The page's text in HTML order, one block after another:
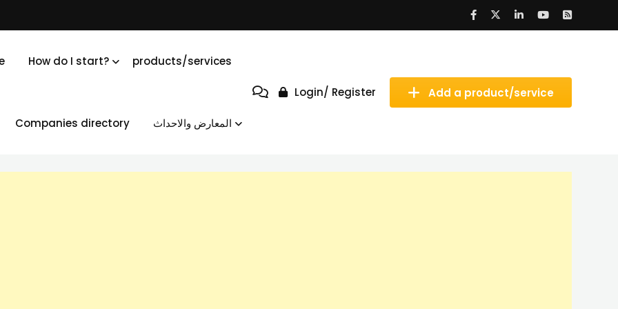
Add a product/service
Login/ Register
How do I start? products/services
Companies directory المعارض والاحداث